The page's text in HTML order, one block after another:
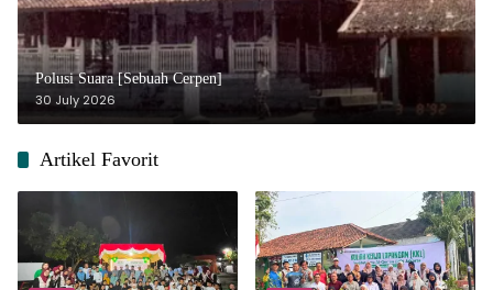
Polusi Suara [Sebuah Cerpen]
30 July 2026
Artikel Favorit